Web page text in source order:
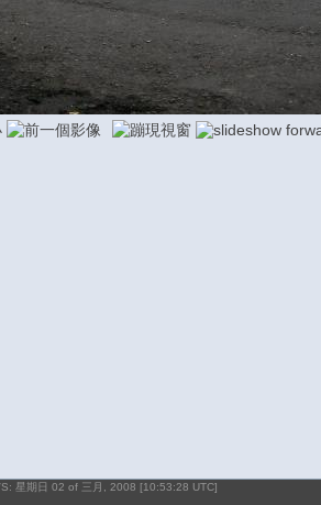
星期日 02 of 三月, 2008 [10:53:28 UTC]